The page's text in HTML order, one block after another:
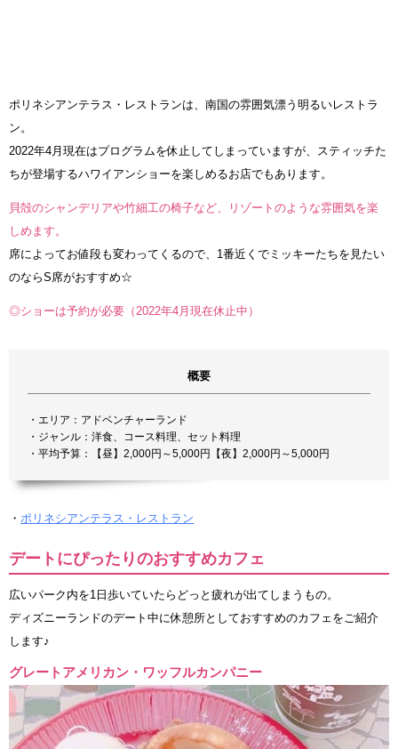
ポリネシアンテラス・レストランは、南国の雰囲気漂う明るいレストラ
ン。
2022年4月現在はプログラムを休止してしまっていますが、スティッチた
ちが登場するハワイアンショーを楽しめるお店でもあります。
貝殻のシャンデリアや竹細工の椅子など、リゾートのような雰囲気を楽
しめます。
席によってお値段も変わってくるので、1番近くでミッキーたちを見たい
のならS席がおすすめ☆
◎ショーは予約が必要（2022年4月現在休止中）
概要
・エリア：アドベンチャーランド
・ジャンル：洋食、コース料理、セット料理
・平均予算：【昼】2,000円～5,000円【夜】2,000円～5,000円
・ ポリネシアンテラス・レストラン
デートにぴったりのおすすめカフェ
広いパーク内を1日歩いていたらどっと疲れが出てしまうもの。
ディズニーランドのデート中に休憩所としておすすめのカフェをご紹介
します♪
グレートアメリカン・ワッフルカンパニー